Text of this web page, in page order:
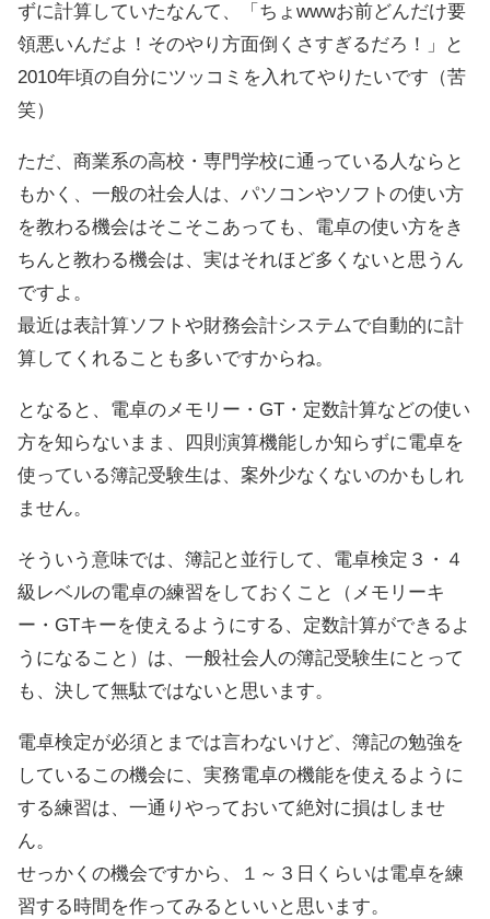
ずに計算していたなんて、「ちょwwwお前どんだけ要
領悪いんだよ！そのやり方面倒くさすぎるだろ！」と
2010年頃の自分にツッコミを入れてやりたいです（苦
笑）
ただ、商業系の高校・専門学校に通っている人ならと
もかく、一般の社会人は、パソコンやソフトの使い方
を教わる機会はそこそこあっても、電卓の使い方をき
ちんと教わる機会は、実はそれほど多くないと思うん
ですよ。
最近は表計算ソフトや財務会計システムで自動的に計
算してくれることも多いですからね。
となると、電卓のメモリー・GT・定数計算などの使い
方を知らないまま、四則演算機能しか知らずに電卓を
使っている簿記受験生は、案外少なくないのかもしれ
ません。
そういう意味では、簿記と並行して、電卓検定３・４
級レベルの電卓の練習をしておくこと（メモリーキ
ー・GTキーを使えるようにする、定数計算ができるよ
うになること）は、一般社会人の簿記受験生にとって
も、決して無駄ではないと思います。
電卓検定が必須とまでは言わないけど、簿記の勉強を
しているこの機会に、実務電卓の機能を使えるように
する練習は、一通りやっておいて絶対に損はしませ
ん。
せっかくの機会ですから、１～３日くらいは電卓を練
習する時間を作ってみるといいと思います。